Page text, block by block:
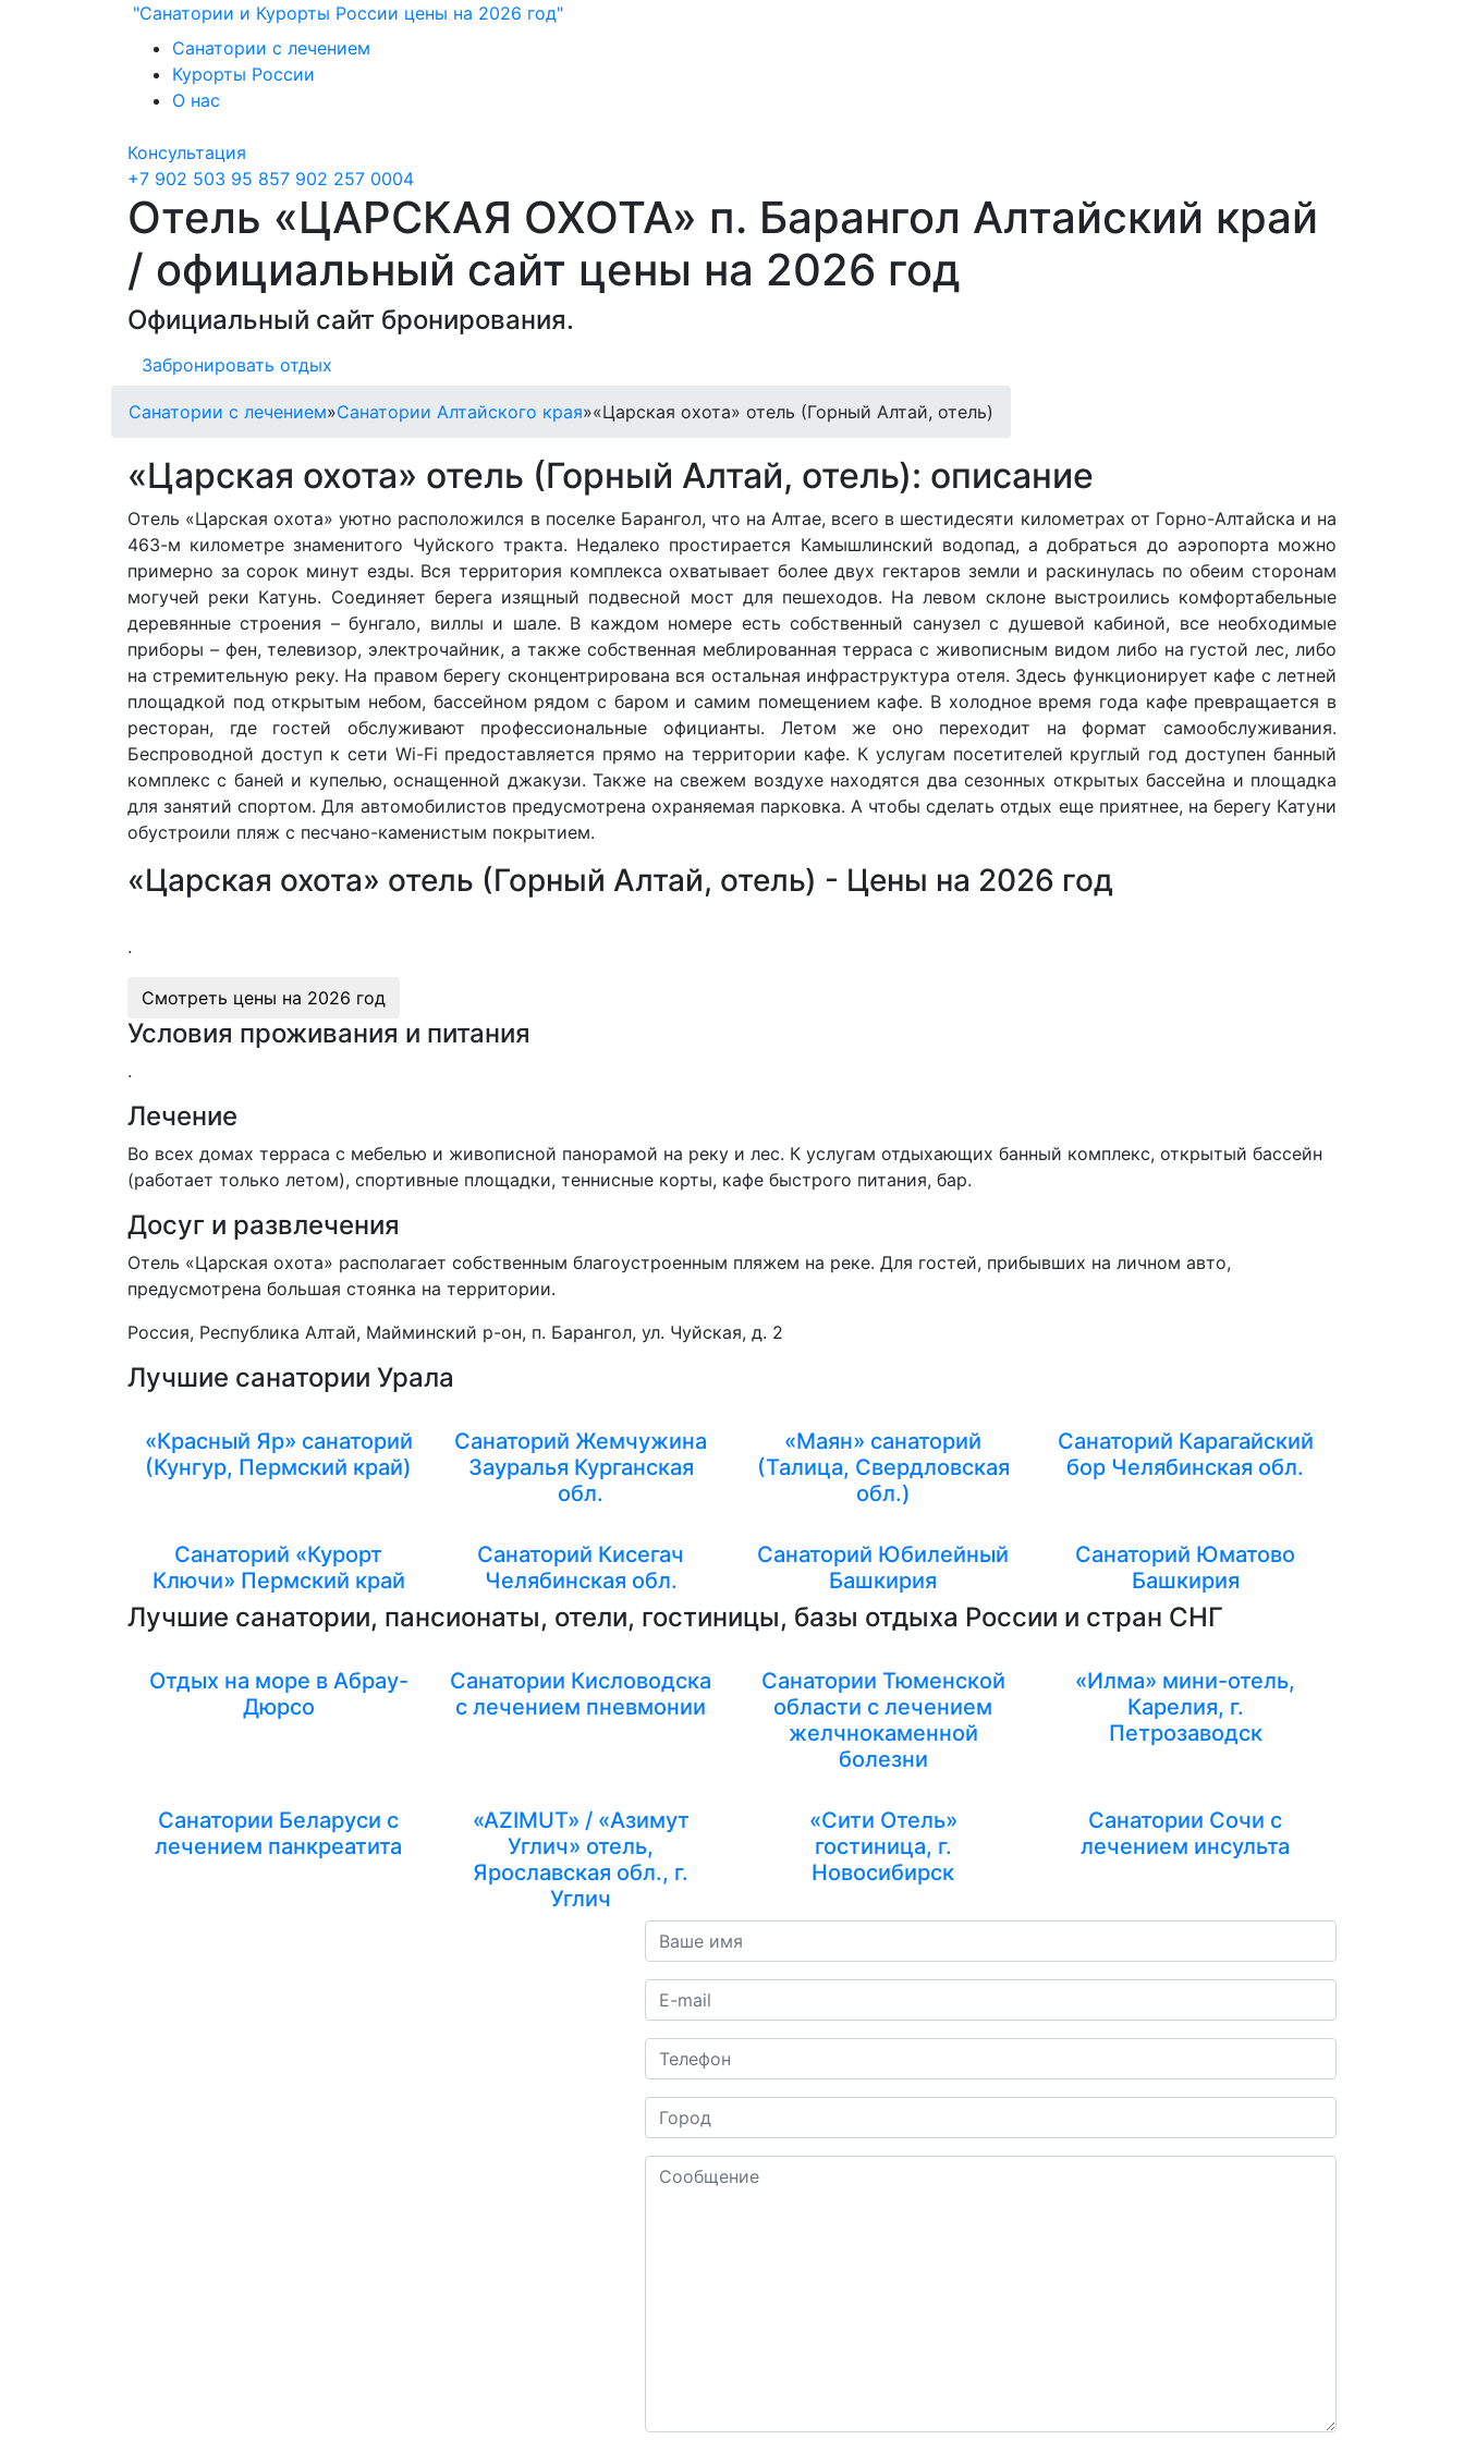
"Санатории и Курорты России цены на 2026 год"
Санатории с лечением
Курорты России
О нас
Консультация
+7 902 503 95 857 902 257 0004
Отель «ЦАРСКАЯ ОХОТА» п. Барангол Алтайский край
/ официальный сайт цены на 2026 год
Официальный сайт бронирования.
Забронировать отдых
Санатории с лечением»Санатории Алтайского края»«Царская охота» отель (Горный Алтай, отель)
«Царская охота» отель (Горный Алтай, отель): описание
Отель «Царская охота» уютно расположился в поселке Барангол, что на Алтае, всего в шестидесяти километрах от Горно-Алтайска и на
463-м километре знаменитого Чуйского тракта. Недалеко простирается Камышлинский водопад, а добраться до аэропорта можно
примерно за сорок минут езды. Вся территория комплекса охватывает более двух гектаров земли и раскинулась по обеим сторонам
могучей реки Катунь. Соединяет берега изящный подвесной мост для пешеходов. На левом склоне выстроились комфортабельные
деревянные строения – бунгало, виллы и шале. В каждом номере есть собственный санузел с душевой кабиной, все необходимые
приборы – фен, телевизор, электрочайник, а также собственная меблированная терраса с живописным видом либо на густой лес, либо
на стремительную реку. На правом берегу сконцентрирована вся остальная инфраструктура отеля. Здесь функционирует кафе с летней
площадкой под открытым небом, бассейном рядом с баром и самим помещением кафе. В холодное время года кафе превращается в
ресторан, где гостей обслуживают профессиональные официанты. Летом же оно переходит на формат самообслуживания.
Беспроводной доступ к сети Wi-Fi предоставляется прямо на территории кафе. К услугам посетителей круглый год доступен банный
комплекс с баней и купелью, оснащенной джакузи. Также на свежем воздухе находятся два сезонных открытых бассейна и площадка
для занятий спортом. Для автомобилистов предусмотрена охраняемая парковка. А чтобы сделать отдых еще приятнее, на берегу Катуни
обустроили пляж с песчано-каменистым покрытием.
«Царская охота» отель (Горный Алтай, отель) - Цены на 2026 год
.
Смотреть цены на 2026 год
Условия проживания и питания
.
Лечение
Во всех домах терраса с мебелью и живописной панорамой на реку и лес. К услугам отдыхающих банный комплекс, открытый бассейн
(работает только летом), спортивные площадки, теннисные корты, кафе быстрого питания, бар.
Досуг и развлечения
Отель «Царская охота» располагает собственным благоустроенным пляжем на реке. Для гостей, прибывших на личном авто,
предусмотрена большая стоянка на территории.
Россия, Республика Алтай, Майминский р-он, п. Барангол, ул. Чуйская, д. 2
Лучшие санатории Урала
«Красный Яр» санаторий
(Кунгур, Пермский край)
Санаторий Жемчужина
Зауралья Курганская
обл.
«Маян» санаторий
(Талица, Свердловская
обл.)
Санаторий Карагайский
бор Челябинская обл.
Санаторий «Курорт
Ключи» Пермский край
Санаторий Кисегач
Челябинская обл.
Санаторий Юбилейный
Башкирия
Санаторий Юматово
Башкирия
Лучшие санатории, пансионаты, отели, гостиницы, базы отдыха России и стран СНГ
Отдых на море в Абрау-
Дюрсо
Санатории Кисловодска
с лечением пневмонии
Санатории Тюменской
области с лечением
желчнокаменной
болезни
«Илма» мини-отель,
Карелия, г.
Петрозаводск
Санатории Беларуси с
лечением панкреатита
«AZIMUT» / «Азимут
Углич» отель,
Ярославская обл., г.
Углич
«Сити Отель»
гостиница, г.
Новосибирск
Санатории Сочи с
лечением инсульта